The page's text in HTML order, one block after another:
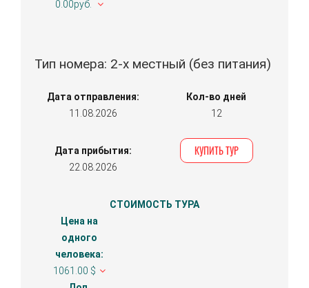
0.00руб.
Тип номера: 2-х местный (без питания)
Дата отправления:
11.08.2026
Кол-во дней
12
Дата прибытия:
22.08.2026
СТОИМОСТЬ ТУРА
Цена на
одного
человека:
1061.00 $
КУПИТЬ ТУР